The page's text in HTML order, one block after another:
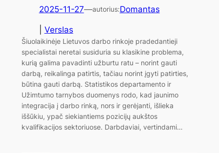
2025-11-27—autorius:Domantas
Verslas
Šiuolaikinėje Lietuvos darbo rinkoje pradedantieji
specialistai neretai susiduria su klasikine problema,
kurią galima pavadinti užburtu ratu – norint gauti
darbą, reikalinga patirtis, tačiau norint įgyti patirties,
būtina gauti darbą. Statistikos departamento ir
Užimtumo tarnybos duomenys rodo, kad jaunimo
integracija į darbo rinką, nors ir gerėjanti, išlieka
iššūkiu, ypač siekiantiems pozicijų aukštos
kvalifikacijos sektoriuose. Darbdaviai, vertindami…